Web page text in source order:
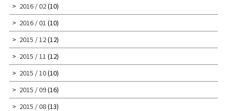
2016 / 02(10)
2016 / 01 (10)
2015 / 12(12)
2015 / 11 (12)
2015 / 10(10)
2015 / 09(16)
2015 / 08(13)